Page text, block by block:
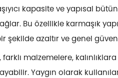
kapasite ve yapısal
Bu özellikle karmaşık
şekilde azaltır ve genel
malzemelere,
Yaygın olarak